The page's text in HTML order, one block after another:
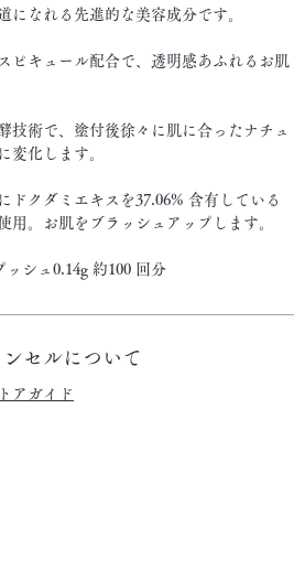
になれる先進的な美容成分です。
ピキュール配合で、透明感あふれるお肌
技術で、塗付後徐々に肌に合ったナチュ
変化します。
ドクダミエキスを37.06% 含有している
用。お肌をブラッシュアップします。
ッシュ0.14g 約100 回分
セルについて
アガイド